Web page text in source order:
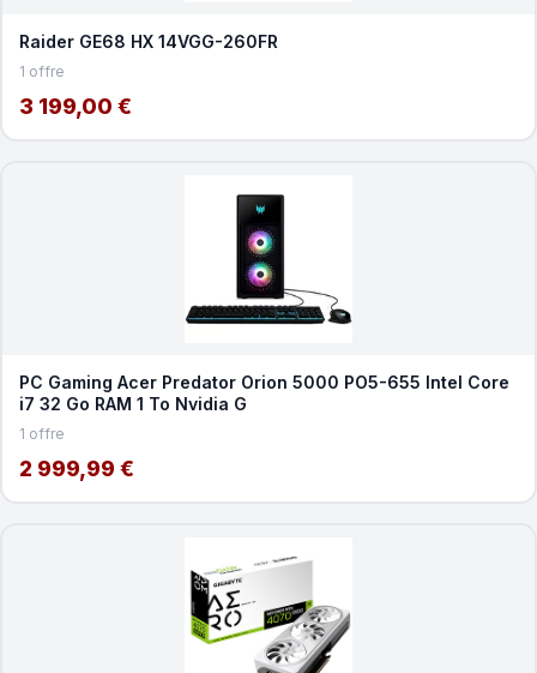
Raider GE68 HX 14VGG-260FR
1 offre
3 199,00 €
PC Gaming Acer Predator Orion 5000 PO5-655 Intel Core
i7 32 Go RAM 1 To Nvidia G
1 offre
2 999,99 €